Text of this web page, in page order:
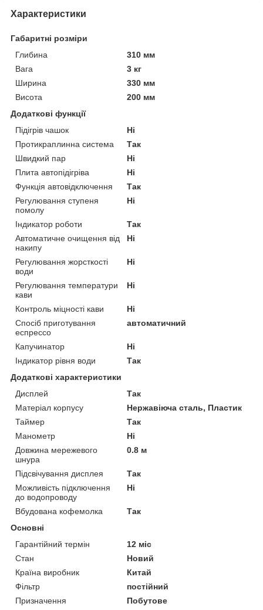
Характеристики
Габаритні розміри
Глибина
310 мм
Вага
3 кг
Ширина
330 мм
Висота
200 мм
Додаткові функції
Підігрів чашок
Ні
Протикраплинна система
Так
Швидкий пар
Ні
Плита автопідігріва
Ні
Функція автовідключення
Так
Регулювання ступеня
помолу
Ні
Індикатор роботи
Так
Автоматичне очищення від
накипу
Ні
Регулювання жорсткості
води
Ні
Регулювання температури
кави
Ні
Контроль міцності кави
Ні
Спосіб приготування
еспрессо
автоматичний
Капучинатор
Ні
Індикатор рівня води
Так
Додаткові характеристики
Дисплей
Так
Матеріал корпусу
Нержавіюча сталь, Пластик
Таймер
Так
Манометр
Ні
Довжина мережевого
шнура
0.8 м
Підсвічування дисплея
Так
Можливість підключення
до водопроводу
Ні
Вбудована кофемолка
Так
Основні
Гарантійний термін
12 міс
Стан
Новий
Країна виробник
Китай
Фільтр
постійний
Призначення
Побутове